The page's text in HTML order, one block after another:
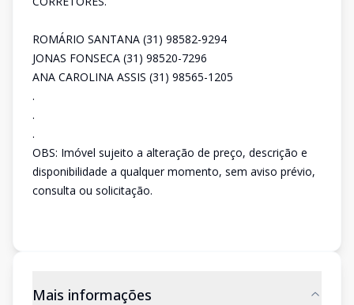
ROMÁRIO SANTANA (31) 98582-9294
JONAS FONSECA (31) 98520-7296
ANA CAROLINA ASSIS (31) 98565-1205
.
.
.
OBS: Imóvel sujeito a alteração de preço, descrição e
disponibilidade a qualquer momento, sem aviso prévio,
consulta ou solicitação.
Mais informações